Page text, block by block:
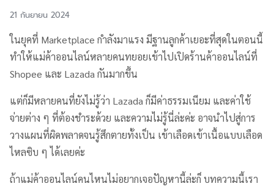
21 กันยายน 2024
ในยุคที่ Marketplace กำลังมาแรง มีฐานลูกค้าเยอะที่สุดในตอนนี้
ทำให้แม่ค้าออนไลน์หลายคนทยอยเข้าไปเปิดร้านค้าออนไลน์ที่
Shopee และ Lazada กันมากขึ้น
แต่ก็มีหลายคนที่ยังไม่รู้ว่า Lazada ก็มีค่าธรรมเนียม และค่าใช้
จ่ายต่าง ๆ ที่ต้องชำระด้วย และความไม่รู้นี่ล่ะค่ะ อาจนำไปสู่การ
วางแผนที่ผิดพลาดจนรู้สึกตายทั้งเป็น เข้าเลือดเข้าเนื้อแบบเลือด
ไหลซิบ ๆ ได้เลยค่ะ
ถ้าแม่ค้าออนไลน์คนไหนไม่อยากเจอปัญหานี้ล่ะก็ บทความนี้เรา